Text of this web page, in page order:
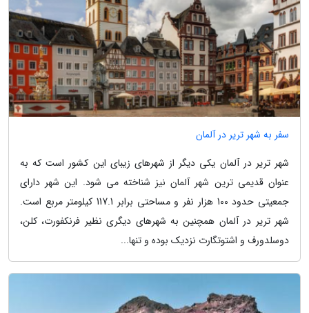
سفر به شهر تریر در آلمان
شهر تریر در آلمان یکی دیگر از شهرهای زیبای این کشور است که به
عنوان قدیمی ترین شهر آلمان نیز شناخته می شود. این شهر دارای
جمعیتی حدود 100 هزار نفر و مساحتی برابر 117.1 کیلومتر مربع است.
شهر تریر در آلمان همچنین به شهرهای دیگری نظیر فرنکفورت، کلن،
دوسلدورف و اشتوتگارت نزدیک بوده و تنها...